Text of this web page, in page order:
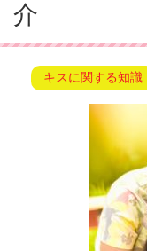
介
キスに関する知識